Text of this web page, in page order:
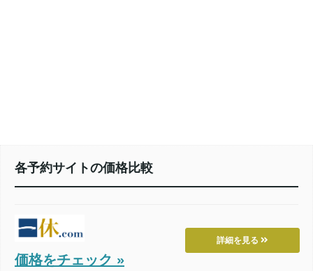
各予約サイトの価格比較
詳細を見る
価格をチェック »